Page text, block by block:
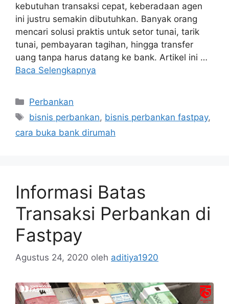
kebutuhan transaksi cepat, keberadaan agen
ini justru semakin dibutuhkan. Banyak orang
mencari solusi praktis untuk setor tunai, tarik
tunai, pembayaran tagihan, hingga transfer
uang tanpa harus datang ke bank. Artikel ini …
Baca Selengkapnya
Perbankan
bisnis perbankan, bisnis perbankan fastpay,
cara buka bank dirumah
Informasi Batas
Transaksi Perbankan di
Fastpay
Agustus 24, 2020 oleh aditiya1920